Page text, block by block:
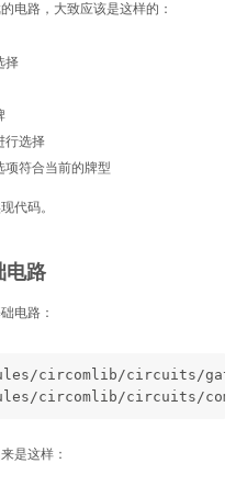
电路，大致应该是这样的：
择
行选择
项符合当前的牌型
代码。
电路
电路：
circomlib/circuits/
circomlib/circuits/
是这样：